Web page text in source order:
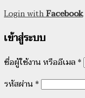
Login withFacebook
เข้าสู่ระบบ
ชื่อผู้ใช้งาน หรืออีเมล *
รหัสผ่าน *